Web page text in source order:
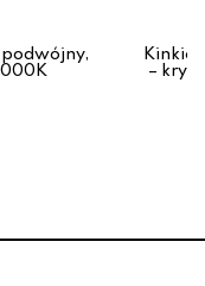
podwójny,
–